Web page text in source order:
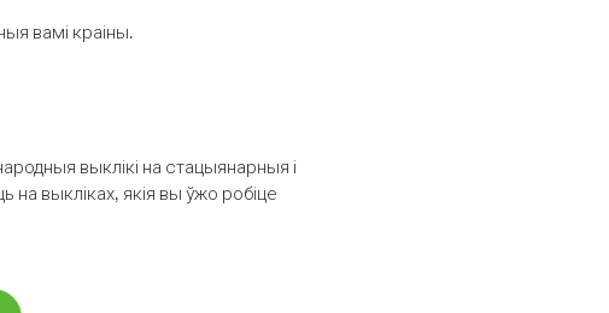
вамі краіны.
выклікі на стацыянарныя і
на выкліках, якія вы ўжо робіце